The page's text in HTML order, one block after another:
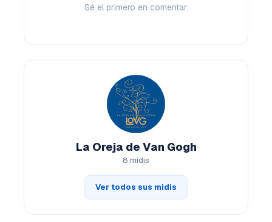
Sé el primero en comentar.
La Oreja de Van Gogh
8 midis
Ver todos sus midis